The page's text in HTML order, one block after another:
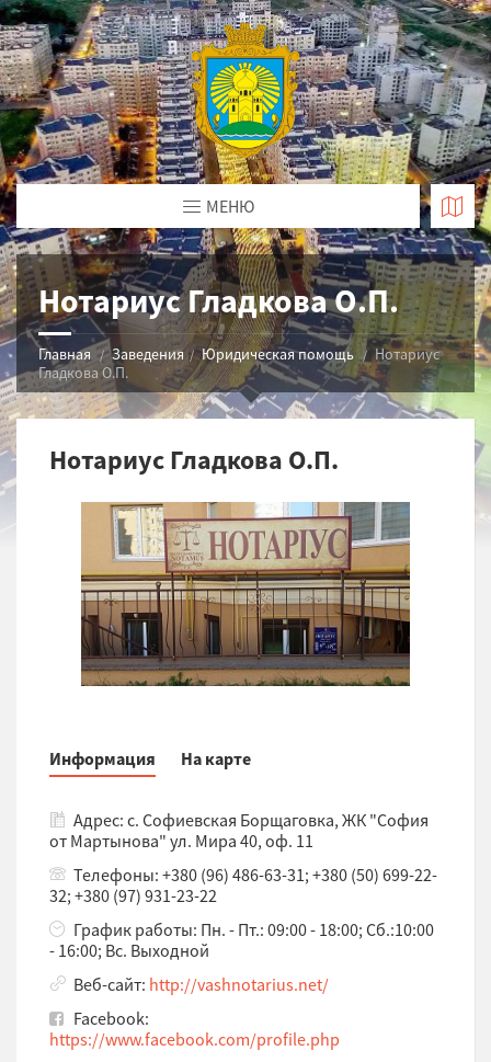
МЕНЮ
Нотариус Гладкова О.П.
Главная Заведения Юридическая помощь
Нотариус
Гладкова О.П.
Нотариус Гладкова О.П.
Информация На карте
Адрес: с. Софиевская Борщаговка, ЖК "София
от Мартынова" ул. Мира 40, оф. 11
Телефоны: +380 (96) 486-63-31; +380 (50) 699-22-
32; +380 (97) 931-23-22
График работы: Пн. - Пт.: 09:00 - 18:00; Сб.:10:00
- 16:00; Вс. Выходной
Веб-сайт: http://vashnotarius.net/
Facebook:
https://www.facebook.com/profile.php